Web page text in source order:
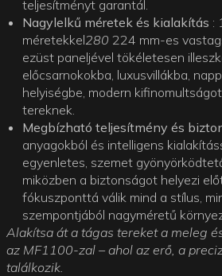
teljesítményt garantál.
Nagylelkű méretek és kialakítás :
méretekkel280 224 mm-es
ezüst paneljével tökéletesen
előcsarnokokba, luxusvillákba,
helyiségbe, modern
tereknek.
Megbízható teljesítmény és
anyagokból és intelligens
egyenletes, szemet
miközben a biztonságot helyezi
fókuszponttá válik mind a stílus,
szempontjából nagyméretű
Alakítsa át a tágas tereket a meleg
az MF1100-zal – ahol az erő, a
találkozik.